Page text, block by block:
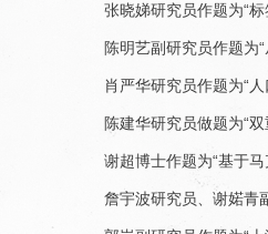
张晓娣研究员作题为“
陈明艺副研究员作题为
肖严华研究员作题为“
陈建华研究员做题为“
谢超博士作题为“基于
詹宇波研究员、谢婼青